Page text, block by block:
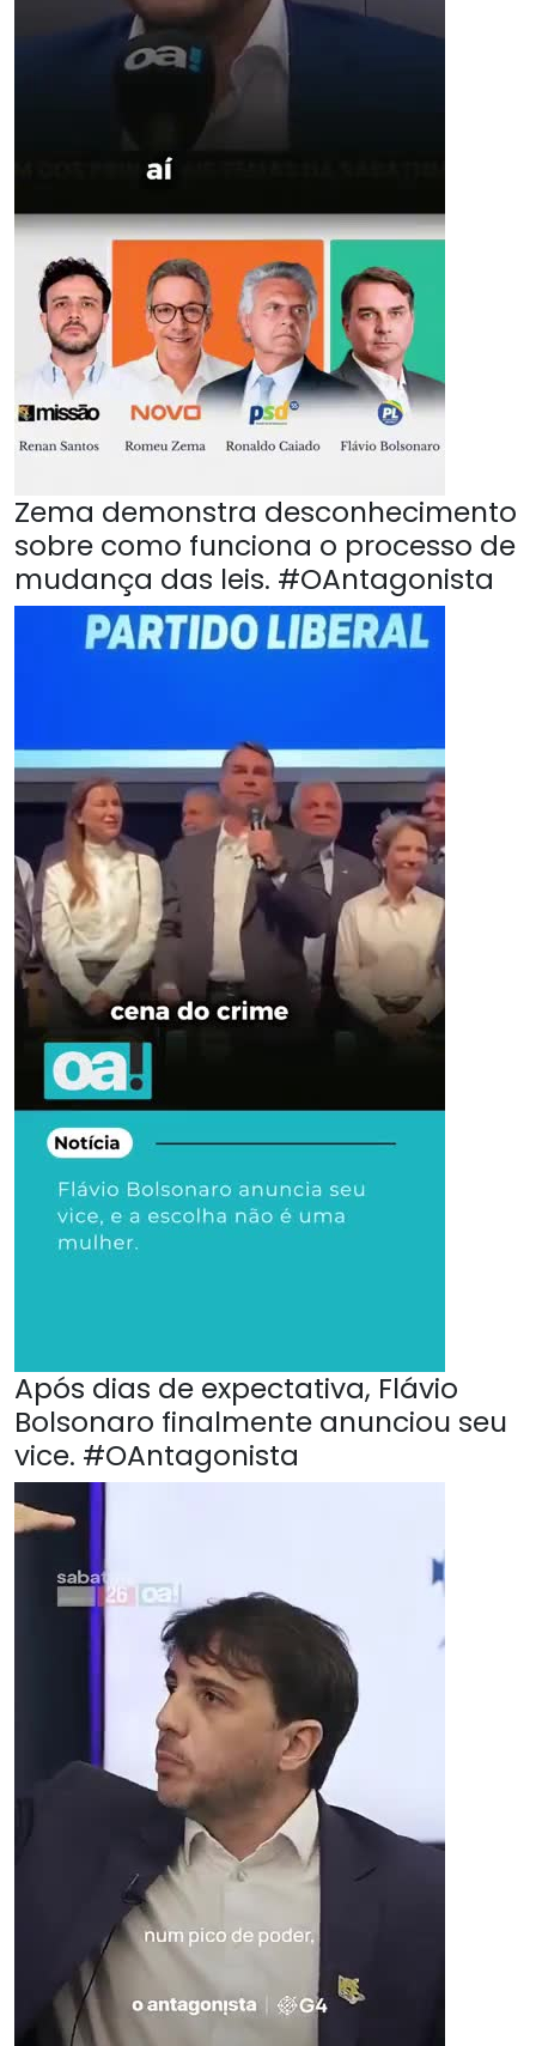
Zema demonstra desconhecimento
sobre como funciona o processo de
mudança das leis. #OAntagonista
Após dias de expectativa, Flávio
Bolsonaro finalmente anunciou seu
vice. #OAntagonista